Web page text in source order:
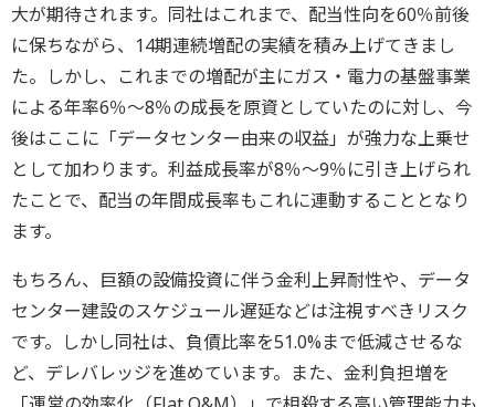
大が期待されます。同社はこれまで、配当性向を60％前後
に保ちながら、14期連続増配の実績を積み上げてきまし
た。しかし、これまでの増配が主にガス・電力の基盤事業
による年率6％～8％の成長を原資としていたのに対し、今
後はここに「データセンター由来の収益」が強力な上乗せ
として加わります。利益成長率が8％～9％に引き上げられ
たことで、配当の年間成長率もこれに連動することとなり
ます。
もちろん、巨額の設備投資に伴う金利上昇耐性や、データ
センター建設のスケジュール遅延などは注視すべきリスク
です。しかし同社は、負債比率を51.0%まで低減させるな
ど、デレバレッジを進めています。また、金利負担増を